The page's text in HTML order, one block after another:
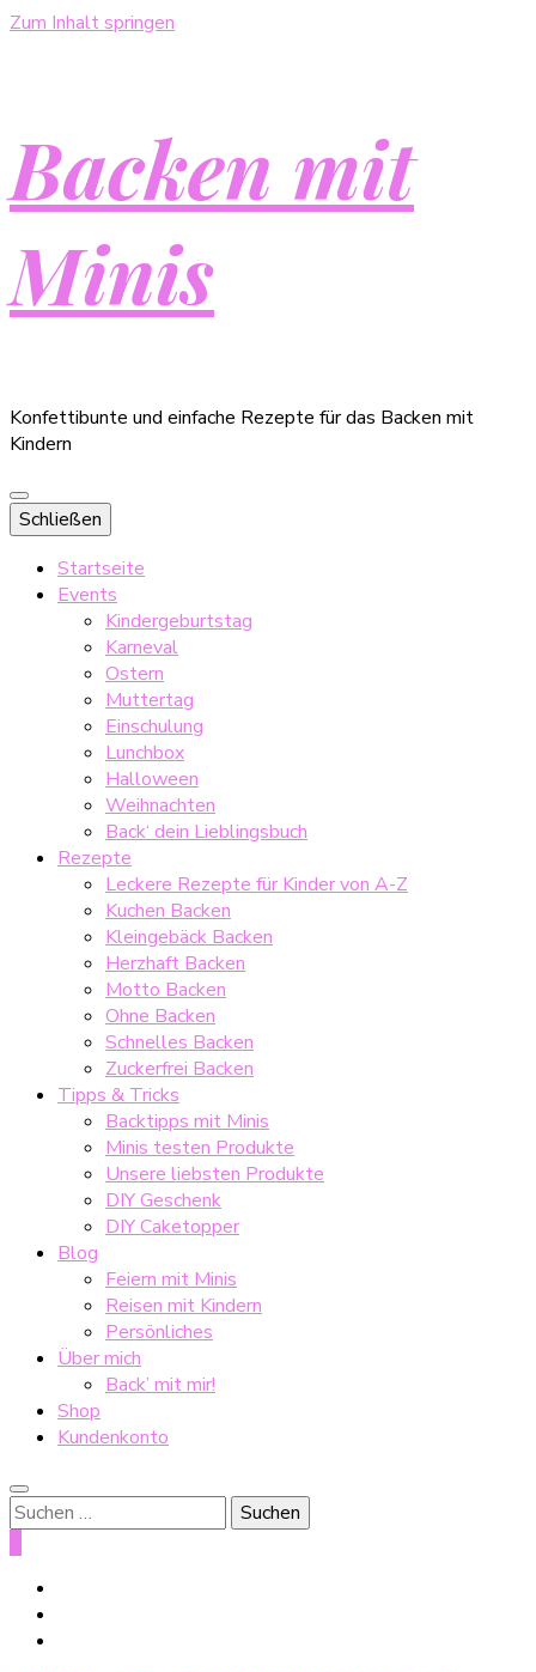
Zum Inhalt springen
Backen mit
Minis
Konfettibunte und einfache Rezepte für das Backen mit
Kindern
Schließen
Startseite
Events
Kindergeburtstag
Karneval
Ostern
Muttertag
Einschulung
Lunchbox
Halloween
Weihnachten
Back‘ dein Lieblingsbuch
Rezepte
Leckere Rezepte für Kinder von A-Z
Kuchen Backen
Kleingebäck Backen
Herzhaft Backen
Motto Backen
Ohne Backen
Schnelles Backen
Zuckerfrei Backen
Tipps & Tricks
Backtipps mit Minis
Minis testen Produkte
Unsere liebsten Produkte
DIY Geschenk
DIY Caketopper
Blog
Feiern mit Minis
Reisen mit Kindern
Persönliches
Über mich
Back’ mit mir!
Shop
Kundenkonto
Suche
nach: